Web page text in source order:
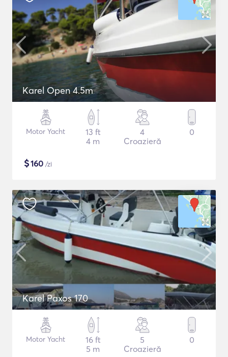
Karel Open 4.5m
Motor Yacht
13 ft
4 m
4
Croazieră
0
$160 /zi
Karel Paxos 170
Motor Yacht
16 ft
5 m
5
Croazieră
0